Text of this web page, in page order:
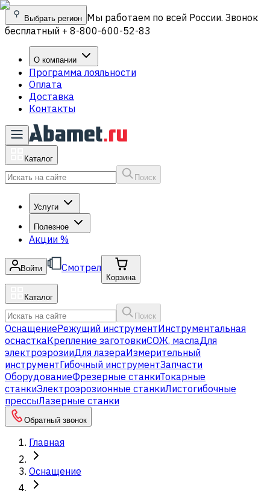
Выбрать регион Мы работаем по всей России. Звонок
бесплатный + 8-800-600-52-83
О компании
Программа лояльности
Оплата
Доставка
Контакты
Каталог
Поиск
Услуги
Полезное
Акции %
Войти Смотрел
Корзина
Каталог
Поиск
ОснащениеРежущий инструментИнструментальная
оснасткаКрепление заготовкиСОЖ, маслаДля
электроэрозииДля лазераИзмерительный
инструментГибочный инструментЗапчасти
ОборудованиеФрезерные станкиТокарные
станкиЭлектроэрозионные станкиЛистогибочные
прессыЛазерные станки
Обратный звонок
Главная
Оснащение